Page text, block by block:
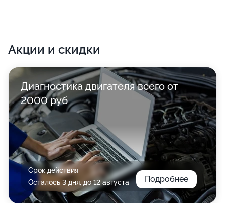
Акции и скидки
Диагностика двигателя всего от
2000 руб
Срок действия
Осталось 3 дня, до 12 августа
Подробнее